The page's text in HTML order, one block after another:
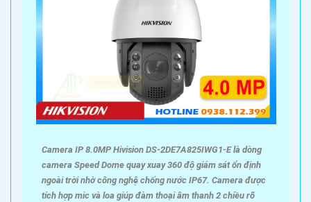
Camera IP 8.0MP Hivision DS-2DE7A825IWG1-E là dòng
camera Speed Dome quay xuay 360 độ giám sát ổn định
ngoài trời nhờ công nghệ chống nước IP67. Camera được
tích hợp mic và loa giúp đàm thoại âm thanh 2 chiều rõ